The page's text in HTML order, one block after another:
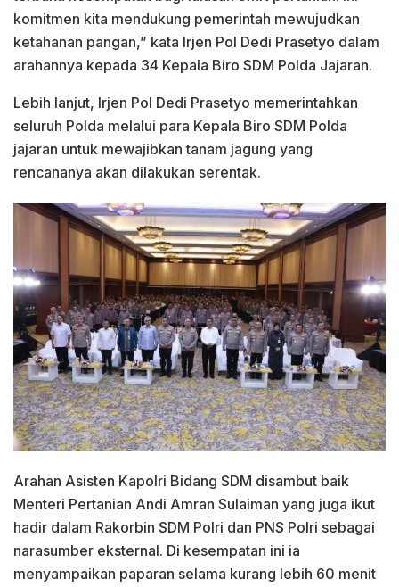
komitmen kita mendukung pemerintah mewujudkan
ketahanan pangan,” kata Irjen Pol Dedi Prasetyo dalam
arahannya kepada 34 Kepala Biro SDM Polda Jajaran.
Lebih lanjut, Irjen Pol Dedi Prasetyo memerintahkan
seluruh Polda melalui para Kepala Biro SDM Polda
jajaran untuk mewajibkan tanam jagung yang
rencananya akan dilakukan serentak.
Arahan Asisten Kapolri Bidang SDM disambut baik
Menteri Pertanian Andi Amran Sulaiman yang juga ikut
hadir dalam Rakorbin SDM Polri dan PNS Polri sebagai
narasumber eksternal. Di kesempatan ini ia
menyampaikan paparan selama kurang lebih 60 menit